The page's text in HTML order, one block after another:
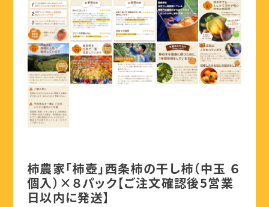
柿農家「柿壺」西条柿の干し柿（中玉 ６
個入）×８パック【ご注文確認後5営業
日以内に発送】